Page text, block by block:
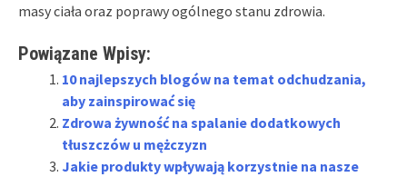
masy ciała oraz poprawy ogólnego stanu zdrowia.
Powiązane Wpisy:
10 najlepszych blogów na temat odchudzania,
aby zainspirować się
Zdrowa żywność na spalanie dodatkowych
tłuszczów u mężczyzn
Jakie produkty wpływają korzystnie na nasze